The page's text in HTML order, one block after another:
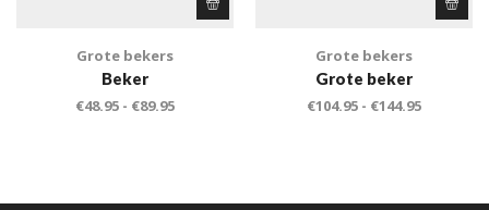
Grote bekers
Beker
€48.95 - €89.95
Grote bekers
Grote beker
€104.95 - €144.95